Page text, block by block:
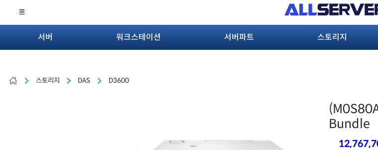
서버 워크스테이션 서버파트 스토리지
스토리지 DAS D3600
Bundle